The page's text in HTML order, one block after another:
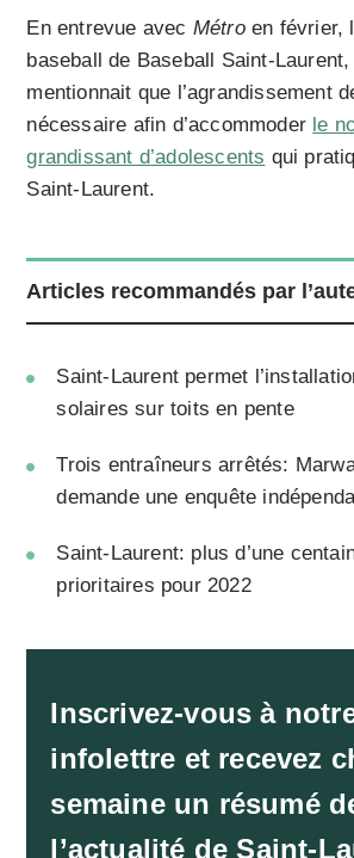
En entrevue avec Métroen février,
baseball de Baseball Saint-
mentionnait que l’agrandissement
nécessaire afin d’accommoder le
grandissant d’adolescents qui
Saint-Laurent.
Articles recommandés par
Saint-Laurent permet
solaires sur toits en pente
Trois entraîneurs arrêtés:
demande une enquête
Saint-Laurent: plus d’une
prioritaires pour 2022
Inscrivez-vous à
infolettre et recevez
semaine un résumé
l’actualité de Saint-